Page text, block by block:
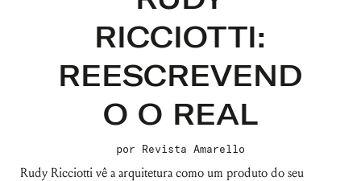
RICCIOTTI:
REESCREVEND
O O REAL
por Revista Amarello
Rudy Ricciotti vê a arquitetura como um produto do seu